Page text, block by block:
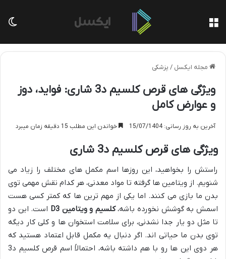
مجله ایکسل / پزشکی
ویژگی های قرص کلسیم د3 شاری: فواید، دوز
و عوارض کامل
آخرین به روز رسانی: 15/07/1404 خواندن این مطلب 15 دقیقه زمان میبرد
ویژگی های قرص کلسیم د3 شاری
راستش را بخواهید، این روزها اسم مکمل های مختلف را زیاد می
شنویم. از ویتامین ها گرفته تا مواد معدنی، هر کدام نقش مهمی توی
بدن ما بازی می کنند. اما یکی از مهم ترین ها که کمتر کسی هست
اسمش به گوشش نخورده باشه،کلسیم و ویتامین D3
است. این دو
تا مثل دو یار جدا نشدنی، برای سلامت استخوان ها و کلی کار دیگه
توی بدن ما حیاتی اند. اگر دنبال یه مکمل قابل اعتماد هستید که
هر دوی این ها رو با هم داشته باشه، احتمالاً اسم قرص کلسیم د3